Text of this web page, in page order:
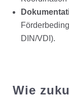
DIN/VDI).
Wie